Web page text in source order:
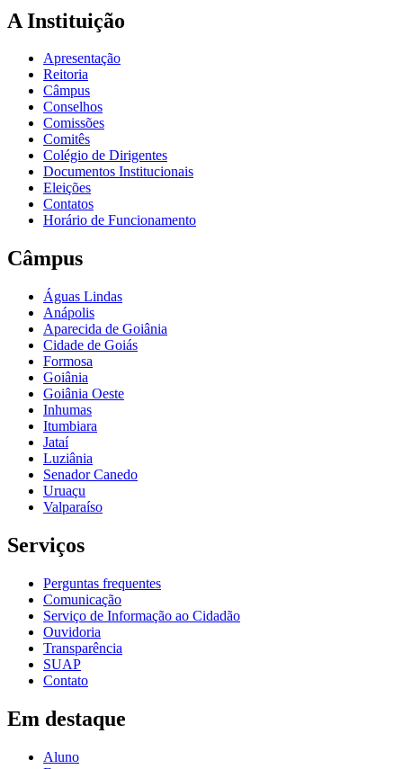
A Instituição
Apresentação
Reitoria
Câmpus
Conselhos
Comissões
Comitês
Colégio de Dirigentes
Documentos Institucionais
Eleições
Contatos
Horário de Funcionamento
Câmpus
Águas Lindas
Anápolis
Aparecida de Goiânia
Cidade de Goiás
Formosa
Goiânia
Goiânia Oeste
Inhumas
Itumbiara
Jataí
Luziânia
Senador Canedo
Uruaçu
Valparaíso
Serviços
Perguntas frequentes
Comunicação
Serviço de Informação ao Cidadão
Ouvidoria
Transparência
SUAP
Contato
Em destaque
Aluno